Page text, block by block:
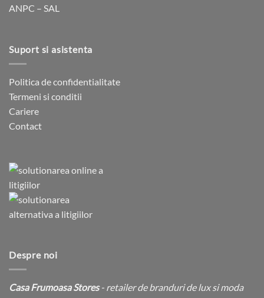
ANPC – SAL
Suport si asistenta
Politica de confidentialitate
Termeni si conditii
Cariere
Contact
Despre noi
Casa Frumoasa Stores- retailer de branduri de lux si moda